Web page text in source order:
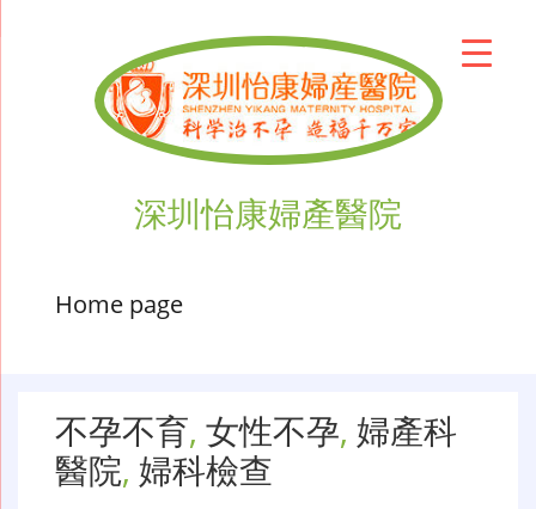
深圳怡康婦產醫院
Home page
不孕不育, 女性不孕, 婦產科
醫院, 婦科檢查